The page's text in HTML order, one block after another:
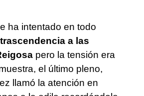
ha intentado en todo
a las
pero la tensión era
el último pleno,
llamó la atención en